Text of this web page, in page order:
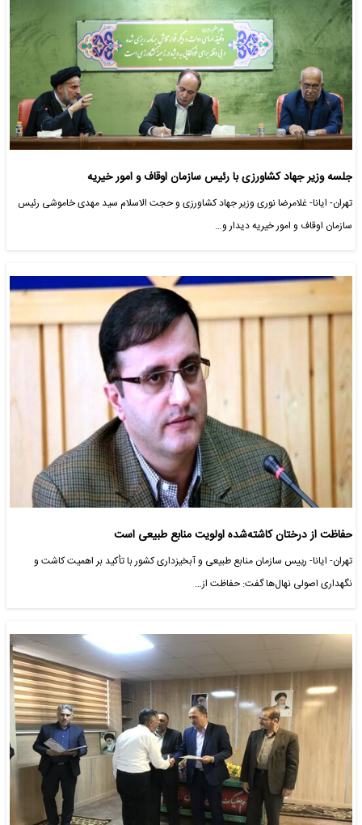
جلسه وزیر جهاد کشاورزی با رئیس سازمان اوقاف و امور خیریه
تهران- ایانا- غلامرضا نوری وزیر جهاد کشاورزی و حجت الاسلام سید مهدی خاموشی رئیس
سازمان اوقاف و امور خیریه دیدار و…
حفاظت از درختان کاشته‌شده اولویت منابع طبیعی است
تهران- ایانا- رییس سازمان منابع طبیعی و آبخیزداری کشور با تأکید بر اهمیت کاشت و
نگهداری اصولی نهال‌ها گفت: حفاظت از…